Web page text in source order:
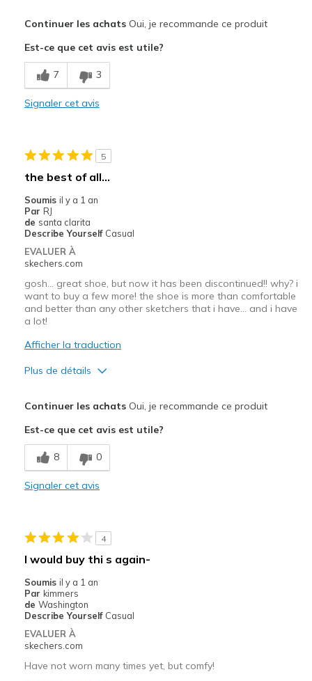
Comfortable
Les meilleures utilisations
Casual Wear
View On Shoes
Continuer les achatsOui, je recommande ce produit
Est-ce que cet avis est utile?
7 3
Signaler cet avis
5
the best of all...
Soumis il y a 1 an
Par RJ
de santa clarita
Describe Yourself Casual
EVALUER À
skechers.com
gosh... great shoe, but now it has been discontinued!! why? i
want to buy a few more! the shoe is more than comfortable
and better than any other sketchers that i have... and i have
a lot!
Afficher la traduction
Plus de détails
Breathe Well
Comfortable
Going Out
Feels true to size
Continuer les achatsOui, je recommande ce produit
Est-ce que cet avis est utile?
8 0
Signaler cet avis
4
I would buy thi s again-
Soumis il y a 1 an
Par kimmers
de Washington
Describe Yourself Casual
EVALUER À
skechers.com
Have not worn many times yet, but comfy!